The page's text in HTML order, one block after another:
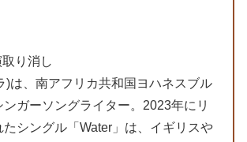
り消し
)は、南アフリカ共和国ヨハネスブル
ンガーソングライター。2023年にリ
たシングル「Water」は、イギリスや